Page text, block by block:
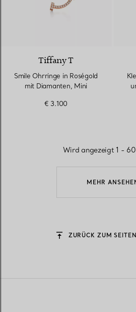
Tiffany T
Smile Ohrringe in Roségold
mit Diamanten, Mini
€ 3.100
MEHR
Wird angezeigt 1 -
ZURÜCK ZUM